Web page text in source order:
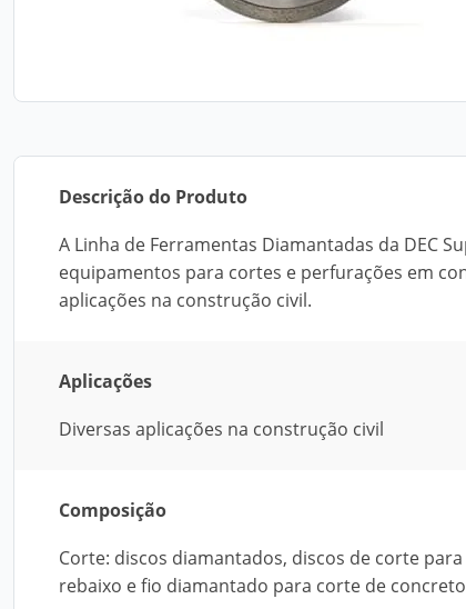
Descrição do Produto
A Linha de Ferramentas Diamantadas da DEC
equipamentos para cortes e perfurações em
aplicações na construção civil.
Aplicações
Diversas aplicações na construção civil
Composição
Corte: discos diamantados, discos de corte
rebaixo e fio diamantado para corte de